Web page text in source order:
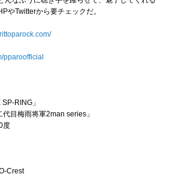
やTwitterから要チェックだ。
pparoofficial
RING」
目梅雨将軍2man series」
度
Crest